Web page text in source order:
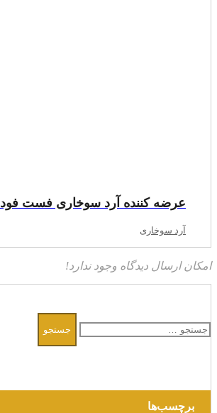
عرضه‌ کننده آرد سوخاری فست فود
آرد سوخاری
امکان ارسال دیدگاه وجود ندارد!
جستجو
برای:
برچسب‌ها